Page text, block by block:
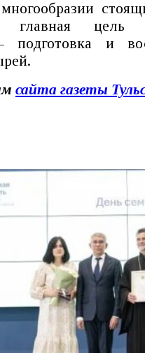
цель
подготовка и
сайта газеты